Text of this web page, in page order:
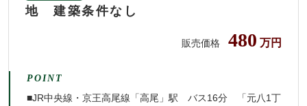
地 建築条件なし
販売価格 480 万円
POINT
■JR中央線・京王高尾線「高尾」駅 バス16分 「元八1丁